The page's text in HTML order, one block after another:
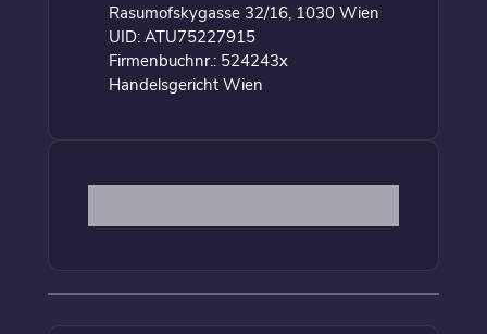
Rasumofskygasse 32/16, 1030 Wien
UID: ATU75227915
Firmenbuchnr.: 524243x
Handelsgericht Wien